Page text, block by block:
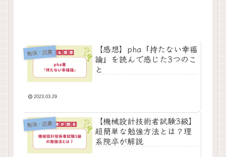
勉強・読書
【感想】pha『持たない幸福
論』を読んで感じた3つのこ
と
2023.03.29
勉強・読書
【機械設計技術者試験3級】
超簡単な勉強方法とは？理
系院卒が解説